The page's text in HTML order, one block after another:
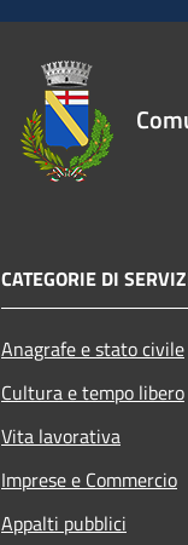
CATEGORIE DI
Anagrafe e stato civile
Cultura e tempo libero
Vita lavorativa
Imprese e Commercio
Appalti pubblici